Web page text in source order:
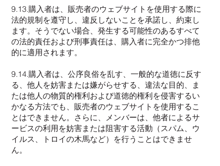
9.13.購入者は、販売者のウェブサイトを使用する際に
法的規制を遵守し、違反しないことを承諾し、約束し
ます。そうでない場合、発生する可能性のあるすべて
の法的責任および刑事責任は、購入者に完全かつ排他
的に適用されます。
9.14.購入者は、公序良俗を乱す、一般的な道徳に反す
る、他人を妨害または嫌がらせする、違法な目的、ま
たは他人の物質的権利および道徳的権利を侵害するい
かなる方法でも、販売者のウェブサイトを使用するこ
とはできません。さらに、メンバーは、他者によるサ
ービスの利用を妨害または阻害する活動（スパム、ウ
イルス、トロイの木馬など）を行うことはできませ
ん。